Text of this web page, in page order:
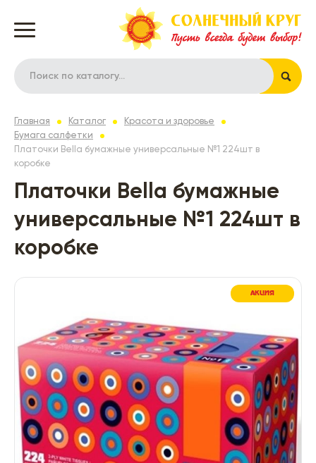
Главная Каталог
Красота и здоровье
Бумага салфетки
Платочки Bella бумажные универсальные №1 224шт в
коробке
Платочки Bella бумажные
универсальные №1 224шт в
коробке
АКЦИЯ